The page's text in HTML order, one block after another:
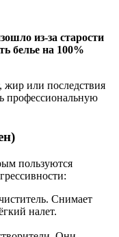
из-за старости
белье на 100%
жир или последствия
профессиональную
пользуются
Снимает
налет.